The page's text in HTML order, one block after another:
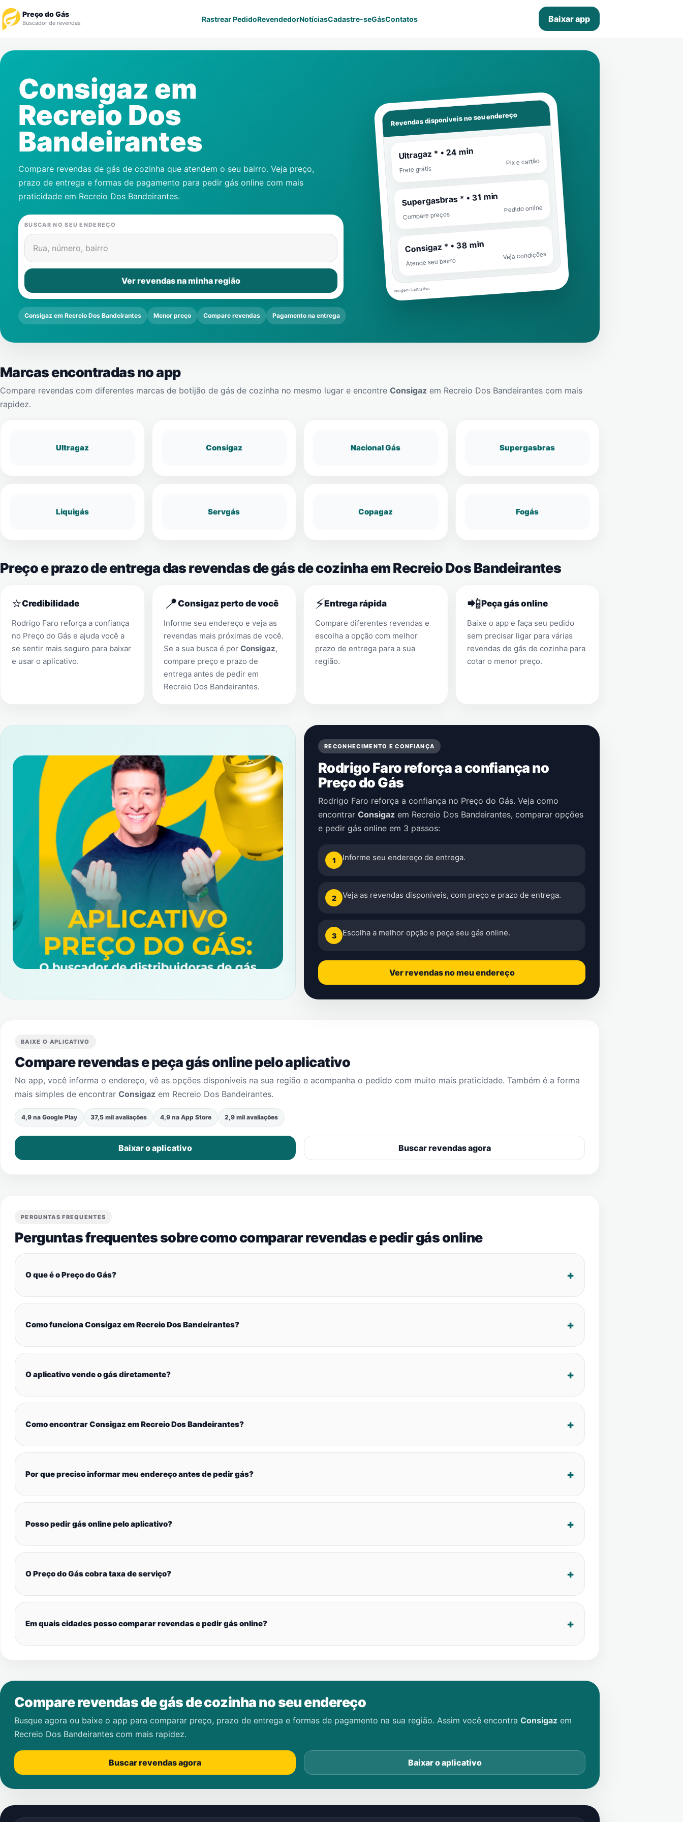
Preço do Gás
Buscador de revendas Rastrear PedidoRevendedorNotíciasCadastre-seGásContatos Baixar app
Revendedor
Notícias
Cadastre-se
Contatos
Consigaz em
Recreio Dos
Bandeirantes
Compare revendas de gás de cozinha que atendem o seu bairro. Veja preço,
prazo de entrega e formas de pagamento para pedir gás online com mais
praticidade em Recreio Dos Bandeirantes.
BUSCAR NO SEU ENDEREÇO
Rua, número, bairro
Ver revendas na minha região
Consigaz em Recreio Dos Bandeirantes Menor preço Compare revendas Pagamento na entrega
Revendas disponíveis no seu endereço
Ultragaz * • 24 min
Frete grátis
Pix e cartão
Supergasbras * • 31 min
Compare preços
Pedido online
Consigaz * • 38 min
Atende seu bairro
Veja condições
Imagem ilustrativa
Marcas encontradas no app
Compare revendas com diferentes marcas de botijão de gás de cozinha no mesmo lugar e encontre Consigaz em Recreio Dos Bandeirantes com mais
rapidez.
Ultragaz Consigaz Nacional Gás Supergasbras
Liquigás Servgás Copagaz Fogás
Preço e prazo de entrega das revendas de gás de cozinha em Recreio Dos Bandeirantes
⭐Credibilidade
Rodrigo Faro reforça a confiança
no Preço do Gás e ajuda você a
se sentir mais seguro para baixar
e usar o aplicativo.
📍Consigaz perto de você
Informe seu endereço e veja as
revendas mais próximas de você.
Se a sua busca é por Consigaz,
compare preço e prazo de
entrega antes de pedir em
Recreio Dos Bandeirantes.
⚡Entrega rápida
Compare diferentes revendas e
escolha a opção com melhor
prazo de entrega para a sua
região.
📲Peça gás online
Baixe o app e faça seu pedido
sem precisar ligar para várias
revendas de gás de cozinha para
cotar o menor preço.
RECONHECIMENTO E CONFIANÇA
Rodrigo Faro reforça a confiança no
Preço do Gás
Rodrigo Faro reforça a confiança no Preço do Gás. Veja como
encontrar Consigaz em Recreio Dos Bandeirantes, comparar opções
e pedir gás online em 3 passos:
1 Informe seu endereço de entrega.
2 Veja as revendas disponíveis, com preço e prazo de entrega.
3 Escolha a melhor opção e peça seu gás online.
Ver revendas no meu endereço
BAIXE O APLICATIVO
Compare revendas e peça gás online pelo aplicativo
No app, você informa o endereço, vê as opções disponíveis na sua região e acompanha o pedido com muito mais praticidade. Também é a forma
mais simples de encontrar Consigaz em Recreio Dos Bandeirantes.
4,9 na Google Play 37,5 mil avaliações 4,9 na App Store 2,9 mil avaliações
Baixar o aplicativo Buscar revendas agora
PERGUNTAS FREQUENTES
Perguntas frequentes sobre como comparar revendas e pedir gás online
O que é o Preço do Gás?
Como funciona Consigaz em Recreio Dos Bandeirantes?
O aplicativo vende o gás diretamente?
Como encontrar Consigaz em Recreio Dos Bandeirantes?
Por que preciso informar meu endereço antes de pedir gás?
Posso pedir gás online pelo aplicativo?
O Preço do Gás cobra taxa de serviço?
Em quais cidades posso comparar revendas e pedir gás online?
Compare revendas de gás de cozinha no seu endereço
Busque agora ou baixe o app para comparar preço, prazo de entrega e formas de pagamento na sua região. Assim você encontra Consigaz em
Recreio Dos Bandeirantes com mais rapidez.
Buscar revendas agora Baixar o aplicativo